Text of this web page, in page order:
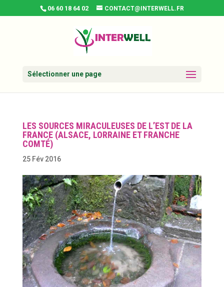
06 60 18 64 02 CONTACT@INTERWELL.FR
Sélectionner une page
LES SOURCES MIRACULEUSES DE L’EST DE LA
FRANCE (ALSACE, LORRAINE ET FRANCHE
COMTÉ)
25 Fév 2016